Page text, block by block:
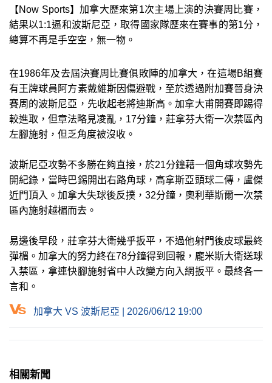
【Now Sports】加拿大歷來第1次主場上演的決賽周比賽，
結果以1:1逼和波斯尼亞，取得國家隊歷來在賽事的第1分，
總算不再是手空空，無一物。
在1986年及去屆決賽周比賽俱敗陣的加拿大，在這場B組賽
有王牌球員阿方素戴維斯因傷避戰，至於透過附加賽晉身決
賽周的波斯尼亞，先收起老將迪斯高。加拿大甫開賽即踢得
較進取，但章法略見凌亂，17分鐘，莊拿芬大衛一次禁區內
左腳施射，但乏角度被沒收。
波斯尼亞攻勢不多勝在夠直接，於21分鐘藉一個角球攻勢先
開紀錄，當時巴錫開出右路角球，高拿斯亞頭球二傳，盧傑
近門頂入。加拿大失球後反撲，32分鐘，奧利華斯爾一次禁
區內施射越楣而去。
易邊後早段，莊拿芬大衛幾乎扳平，不過他射門後皮球最終
彈楣。加拿大的努力終在78分鐘得到回報，龐米斯大衛送球
入禁區，拿連快腳施射省中人改變方向入網扳平。最終各一
言和。
加拿大 VS 波斯尼亞 | 2026/06/12 19:00
相關新聞